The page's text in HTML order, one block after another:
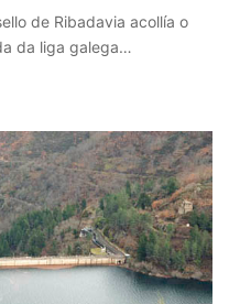
de Ribadavia acollía o
da liga galega…